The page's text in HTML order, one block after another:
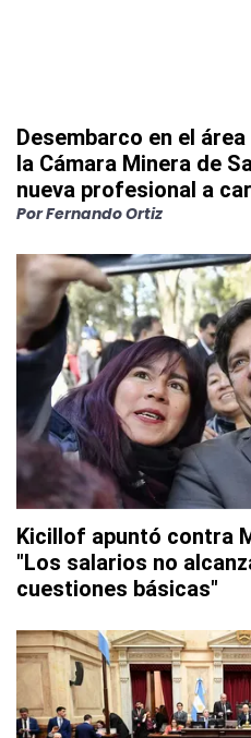
Desembarco en el
la Cámara Minera de
nueva profesional a
PorFernando Ortiz
Kicillof apuntó contra
"Los salarios no
cuestiones básicas"